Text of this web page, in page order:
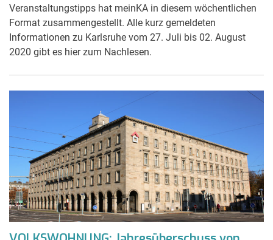
Veranstaltungstipps hat meinKA in diesem wöchentlichen
Format zusammengestellt. Alle kurz gemeldeten
Informationen zu Karlsruhe vom 27. Juli bis 02. August
2020 gibt es hier zum Nachlesen.